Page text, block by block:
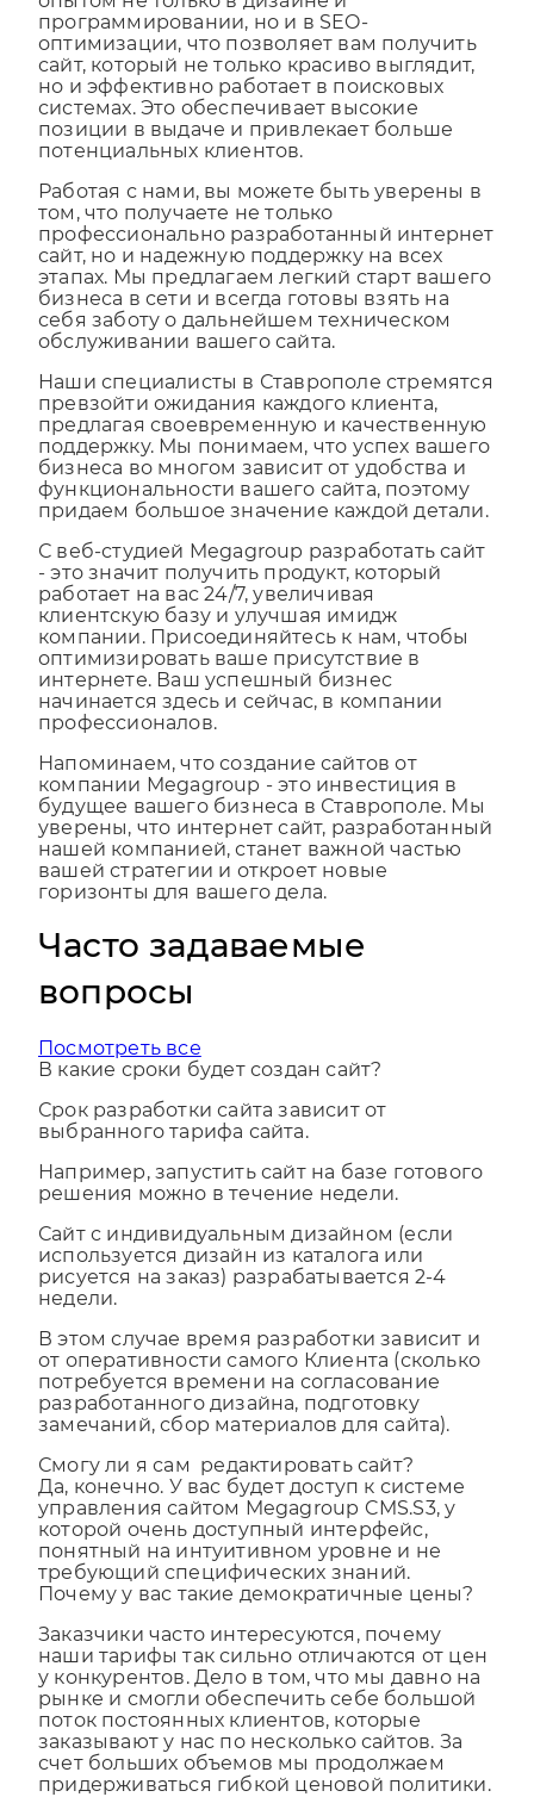
программировании, но и в SEO-
оптимизации, что позволяет вам получить
сайт, который не только красиво выглядит,
но и эффективно работает в поисковых
системах. Это обеспечивает высокие
позиции в выдаче и привлекает больше
потенциальных клиентов.
Работая с нами, вы можете быть уверены в
том, что получаете не только
профессионально разработанный интернет
сайт, но и надежную поддержку на всех
этапах. Мы предлагаем легкий старт вашего
бизнеса в сети и всегда готовы взять на
себя заботу о дальнейшем техническом
обслуживании вашего сайта.
Наши специалисты в Ставрополе стремятся
превзойти ожидания каждого клиента,
предлагая своевременную и качественную
поддержку. Мы понимаем, что успех вашего
бизнеса во многом зависит от удобства и
функциональности вашего сайта, поэтому
придаем большое значение каждой детали.
С веб-студией Megagroup разработать сайт
- это значит получить продукт, который
работает на вас 24/7, увеличивая
клиентскую базу и улучшая имидж
компании. Присоединяйтесь к нам, чтобы
оптимизировать ваше присутствие в
интернете. Ваш успешный бизнес
начинается здесь и сейчас, в компании
профессионалов.
Напоминаем, что создание сайтов от
компании Megagroup - это инвестиция в
будущее вашего бизнеса в Ставрополе. Мы
уверены, что интернет сайт, разработанный
нашей компанией, станет важной частью
вашей стратегии и откроет новые
горизонты для вашего дела.
Часто задаваемые
вопросы
Посмотреть все
В какие сроки будет создан сайт?
Срок разработки сайта зависит от
выбранного тарифа сайта.
Например, запустить сайт на базе готового
решения можно в течение недели.
Сайт с индивидуальным дизайном (если
используется дизайн из каталога или
рисуется на заказ) разрабатывается 2-4
недели.
В этом случае время разработки зависит и
от оперативности самого Клиента (сколько
потребуется времени на согласование
разработанного дизайна, подготовку
замечаний, сбор материалов для сайта).
Смогу ли я сам редактировать сайт?
Да, конечно. У вас будет доступ к системе
управления сайтом Megagroup CMS.S3, у
которой очень доступный интерфейс,
понятный на интуитивном уровне и не
требующий специфических знаний.
Почему у вас такие демократичные цены?
Заказчики часто интересуются, почему
наши тарифы так сильно отличаются от цен
у конкурентов. Дело в том, что мы давно на
рынке и смогли обеспечить себе большой
поток постоянных клиентов, которые
заказывают у нас по несколько сайтов. За
счет больших объемов мы продолжаем
придерживаться гибкой ценовой политики.